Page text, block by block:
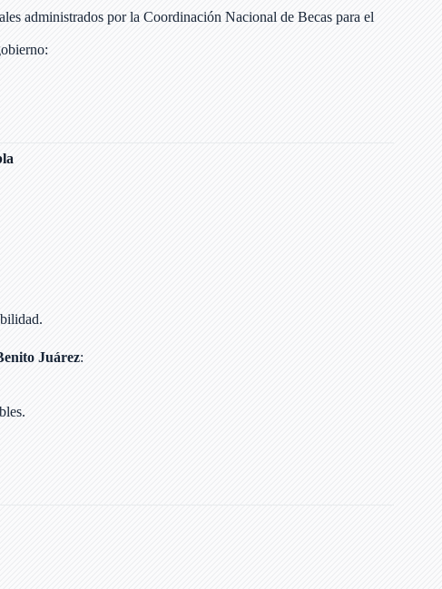
administrados por la Coordinación Nacional de Becas para el
Juárez: